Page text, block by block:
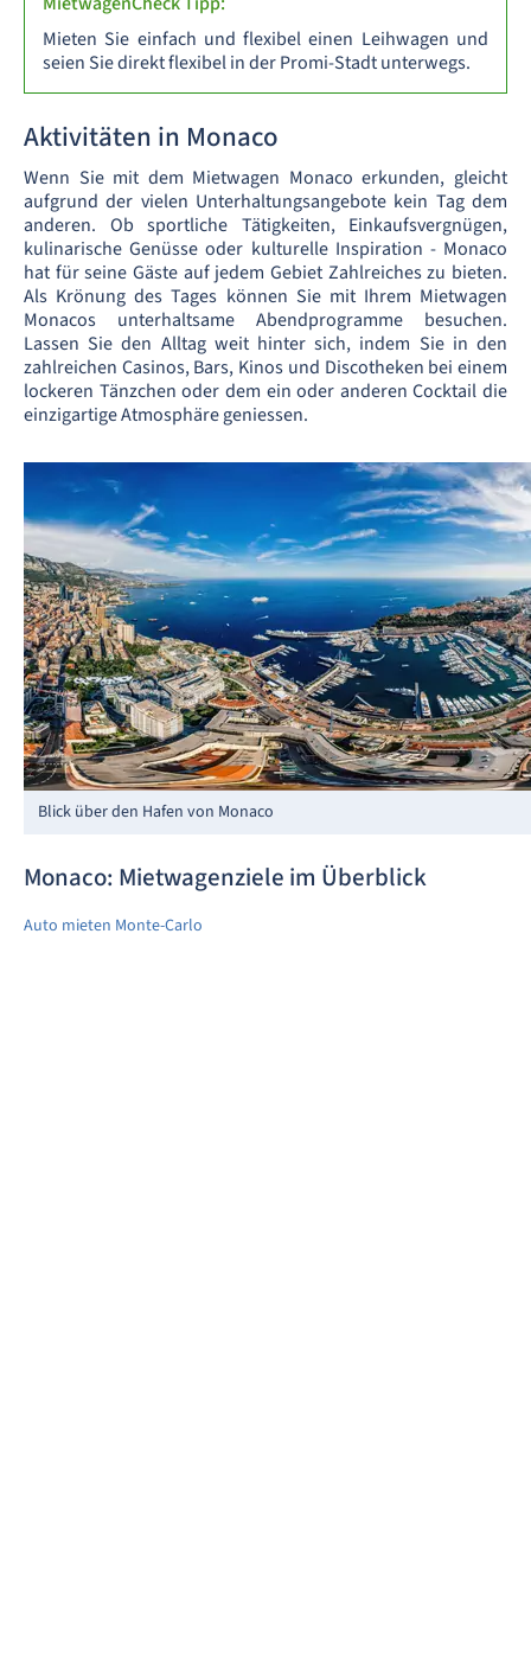
Mieten Sie einfach und flexibel einen Leihwagen und
seien Sie direkt flexibel in der Promi-Stadt unterwegs.
Aktivitäten in Monaco
Wenn Sie mit dem Mietwagen Monaco erkunden, gleicht
aufgrund der vielen Unterhaltungsangebote kein Tag dem
anderen. Ob sportliche Tätigkeiten, Einkaufsvergnügen,
kulinarische Genüsse oder kulturelle Inspiration - Monaco
hat für seine Gäste auf jedem Gebiet Zahlreiches zu bieten.
Als Krönung des Tages können Sie mit Ihrem Mietwagen
Monacos unterhaltsame Abendprogramme besuchen.
Lassen Sie den Alltag weit hinter sich, indem Sie in den
zahlreichen Casinos, Bars, Kinos und Discotheken bei einem
lockeren Tänzchen oder dem ein oder anderen Cocktail die
einzigartige Atmosphäre geniessen.
Blick über den Hafen von Monaco
Monaco: Mietwagenziele im Überblick
Auto mieten Monte-Carlo